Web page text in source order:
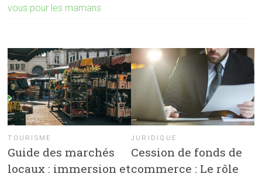
vous pour les mamans
TOURISME
Guide des marchés
locaux : immersion et
JURIDIQUE
Cession de fonds de
commerce : Le rôle